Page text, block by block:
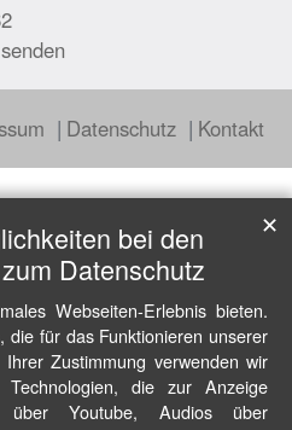
Datenschutz Kontakt
bei den
Datenschutz
Webseiten-Erlebnis bieten.
die für das Funktionieren unserer
Zustimmung verwenden wir
die zur Anzeige
über Youtube, Audios über
✕